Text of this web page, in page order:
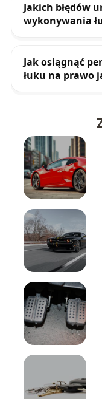
Jakich błędów
wykonywania
Jak osiągnąć
łuku na prawo